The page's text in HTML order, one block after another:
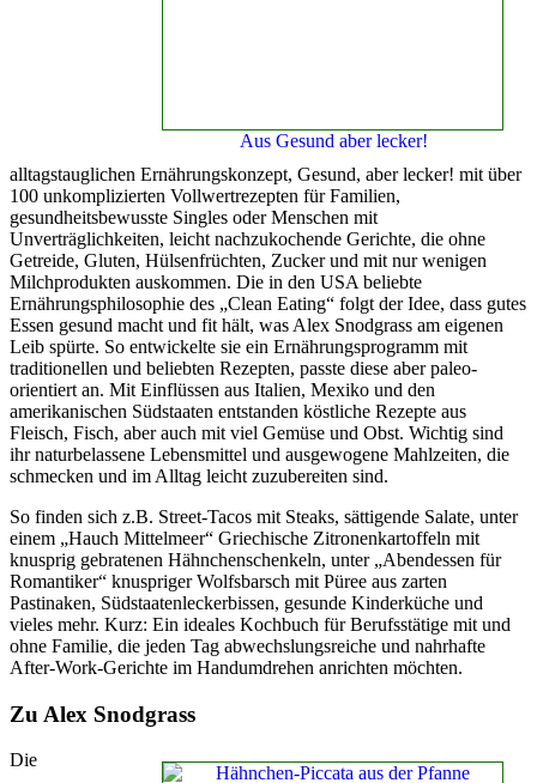
Aus Gesund aber lecker!
alltagstauglichen Ernährungskonzept, Gesund, aber lecker! mit über
100 unkomplizierten Vollwertrezepten für Familien,
gesundheitsbewusste Singles oder Menschen mit
Unverträglichkeiten, leicht nachzukochende Gerichte, die ohne
Getreide, Gluten, Hülsenfrüchten, Zucker und mit nur wenigen
Milchprodukten auskommen. Die in den USA beliebte
Ernährungsphilosophie des „Clean Eating“ folgt der Idee, dass gutes
Essen gesund macht und fit hält, was Alex Snodgrass am eigenen
Leib spürte. So entwickelte sie ein Ernährungsprogramm mit
traditionellen und beliebten Rezepten, passte diese aber paleo-
orientiert an. Mit Einflüssen aus Italien, Mexiko und den
amerikanischen Südstaaten entstanden köstliche Rezepte aus
Fleisch, Fisch, aber auch mit viel Gemüse und Obst. Wichtig sind
ihr naturbelassene Lebensmittel und ausgewogene Mahlzeiten, die
schmecken und im Alltag leicht zuzubereiten sind.
So finden sich z.B. Street-Tacos mit Steaks, sättigende Salate, unter
einem „Hauch Mittelmeer“ Griechische Zitronenkartoffeln mit
knusprig gebratenen Hähnchenschenkeln, unter „Abendessen für
Romantiker“ knuspriger Wolfsbarsch mit Püree aus zarten
Pastinaken, Südstaatenleckerbissen, gesunde Kinderküche und
vieles mehr. Kurz: Ein ideales Kochbuch für Berufsstätige mit und
ohne Familie, die jeden Tag abwechslungsreiche und nahrhafte
After-Work-Gerichte im Handumdrehen anrichten möchten.
Zu Alex Snodgrass
Die